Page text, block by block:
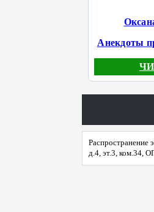
Анекдоты
Распространение
д.4, эт.3, ком.34,